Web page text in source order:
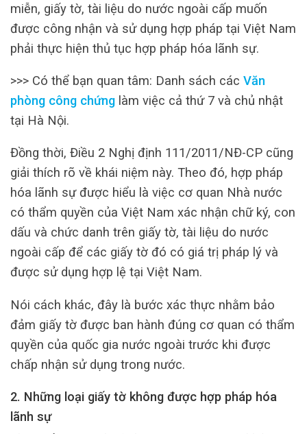
miễn, giấy tờ, tài liệu do nước ngoài cấp muốn
được công nhận và sử dụng hợp pháp tại Việt Nam
phải thực hiện thủ tục hợp pháp hóa lãnh sự.
>>> Có thể bạn quan tâm: Danh sách các Văn
phòng công chứng làm việc cả thứ 7 và chủ nhật
tại Hà Nội.
Đồng thời, Điều 2 Nghị định 111/2011/NĐ-CP cũng
giải thích rõ về khái niệm này. Theo đó, hợp pháp
hóa lãnh sự được hiểu là việc cơ quan Nhà nước
có thẩm quyền của Việt Nam xác nhận chữ ký, con
dấu và chức danh trên giấy tờ, tài liệu do nước
ngoài cấp để các giấy tờ đó có giá trị pháp lý và
được sử dụng hợp lệ tại Việt Nam.
Nói cách khác, đây là bước xác thực nhằm bảo
đảm giấy tờ được ban hành đúng cơ quan có thẩm
quyền của quốc gia nước ngoài trước khi được
chấp nhận sử dụng trong nước.
2. Những loại giấy tờ không được hợp pháp hóa
lãnh sự